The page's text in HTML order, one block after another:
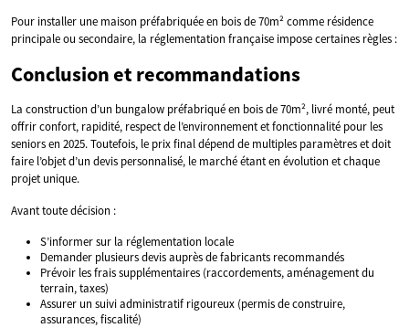
Pour installer une maison préfabriquée en bois de 70m² comme résidence
principale ou secondaire, la réglementation française impose certaines règles :
Conclusion et recommandations
La construction d’un bungalow préfabriqué en bois de 70m², livré monté, peut
offrir confort, rapidité, respect de l’environnement et fonctionnalité pour les
seniors en 2025. Toutefois, le prix final dépend de multiples paramètres et doit
faire l’objet d’un devis personnalisé, le marché étant en évolution et chaque
projet unique.
Avant toute décision :
S’informer sur la réglementation locale
Demander plusieurs devis auprès de fabricants recommandés
Prévoir les frais supplémentaires (raccordements, aménagement du
terrain, taxes)
Assurer un suivi administratif rigoureux (permis de construire,
assurances, fiscalité)